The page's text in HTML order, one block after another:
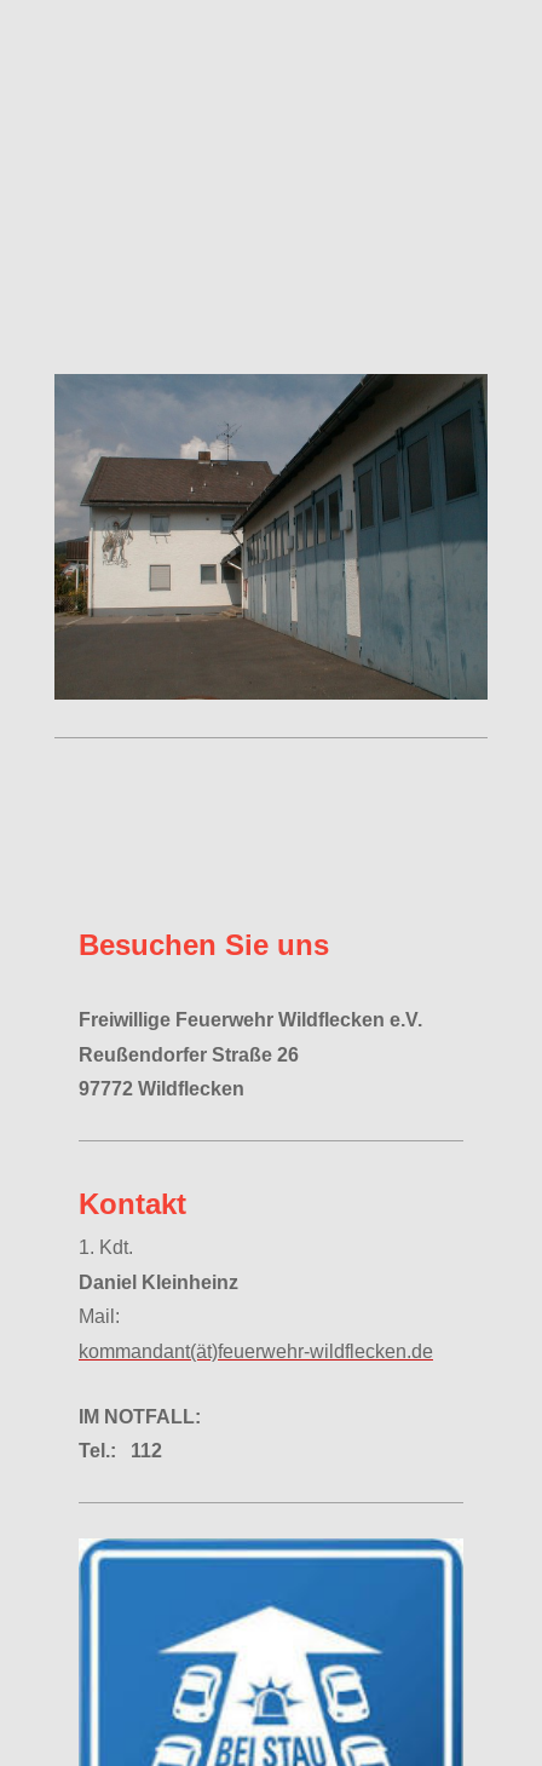
Besuchen Sie uns
Freiwillige Feuerwehr Wildflecken e.V.
Reußendorfer Straße 26
97772 Wildflecken
Kontakt
1. Kdt.
Daniel Kleinheinz
Mail:
kommandant(ät)feuerwehr-wildflecken.de
IM NOTFALL:
Tel.: 112